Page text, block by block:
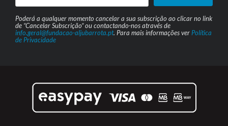
Poderá a qualquer momento cancelar a sua subscrição ao clicar no link
de “Cancelar Subscrição” ou contactando-nos através de
info.geral@fundacao-aljubarrota.pt. Para mais informações ver Política
de Privacidade